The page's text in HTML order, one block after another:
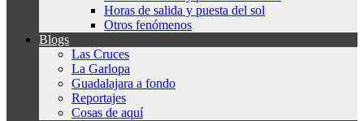
Horas de salida y puesta del sol
Otros fenómenos
Blogs
Las Cruces
La Garlopa
Guadalajara a fondo
Reportajes
Cosas de aquí